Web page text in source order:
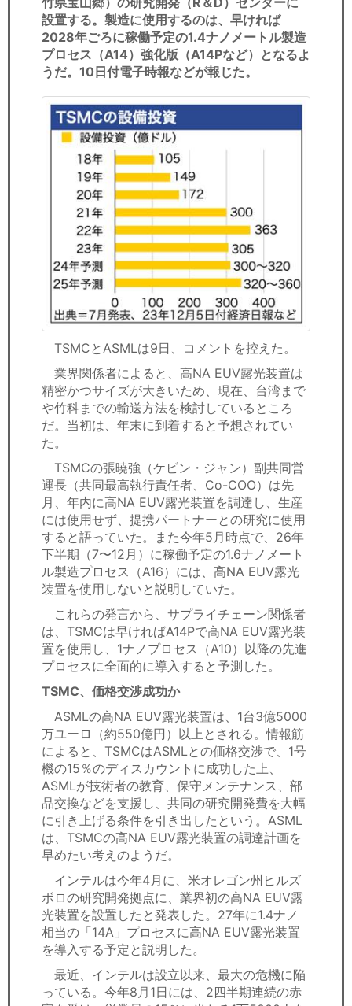
設置する。製造に使用するのは、早ければ
2028年ごろに稼働予定の1.4ナノメートル製造
プロセス（A14）強化版（A14Pなど）となるよ
うだ。10日付電子時報などが報じた。
TSMCとASMLは9日、コメントを控えた。
業界関係者によると、高NA EUV露光装置は
精密かつサイズが大きいため、現在、台湾まで
や竹科までの輸送方法を検討しているところ
だ。当初は、年末に到着すると予想されてい
た。
TSMCの張暁強（ケビン・ジャン）副共同営
運長（共同最高執行責任者、Co-COO）は先
月、年内に高NA EUV露光装置を調達し、生産
には使用せず、提携パートナーとの研究に使用
すると語っていた。また今年5月時点で、26年
下半期（7〜12月）に稼働予定の1.6ナノメート
ル製造プロセス（A16）には、高NA EUV露光
装置を使用しないと説明していた。
これらの発言から、サプライチェーン関係者
は、TSMCは早ければA14Pで高NA EUV露光装
置を使用し、1ナノプロセス（A10）以降の先進
プロセスに全面的に導入すると予測した。
TSMC、価格交渉成功か
ASMLの高NA EUV露光装置は、1台3億5000
万ユーロ（約550億円）以上とされる。情報筋
によると、TSMCはASMLとの価格交渉で、1号
機の15％のディスカウントに成功した上、
ASMLが技術者の教育、保守メンテナンス、部
品交換などを支援し、共同の研究開発費を大幅
に引き上げる条件を引き出したという。ASML
は、TSMCの高NA EUV露光装置の調達計画を
早めたい考えのようだ。
インテルは今年4月に、米オレゴン州ヒルズ
ボロの研究開発拠点に、業界初の高NA EUV露
光装置を設置したと発表した。27年に1.4ナノ
相当の「14A」プロセスに高NA EUV露光装置
を導入する予定と説明した。
最近、インテルは設立以来、最大の危機に陥
っている。今年8月1日には、2四半期連続の赤